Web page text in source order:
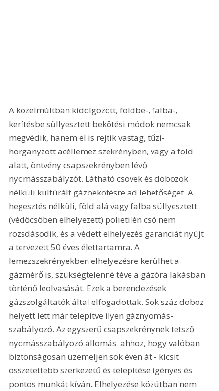
A közelmúltban kidolgozott, földbe-, falba-,
kerítésbe süllyesztett bekötési módok nemcsak
megvédik, hanem el is rejtik vastag, tűzi-
horganyzott acéllemez szekrényben, vagy a föld
alatt, öntvény csapszekrényben lévő
nyomásszabályzót. Látható csövek és dobozok
nélküli kultúrált gázbekötésre ad lehetőséget. A
hegesztés nélküli, föld alá vagy falba süllyesztett
(védőcsőben elhelyezett) polietilén cső nem
rozsdásodik, és a védett elhelyezés garanciát nyújt
a tervezett 50 éves élettartamra. A
lemezszekrényekben elhelyezésre kerülhet a
gázmérő is, szükségtelenné téve a gázóra lakásban
történő leolvasását. Ezek a berendezések
gázszolgáltatók által elfogadottak. Sok száz doboz
helyett lett már telepítve ilyen gáznyomás-
szabályozó. Az egyszerű csapszekrénynek tetsző
nyomásszabályozó állomás  ahhoz, hogy valóban
biztonságosan üzemeljen sok éven át - kicsit
összetettebb szerkezetű és telepítése igényes és
pontos munkát kíván. Elhelyezése közútban nem